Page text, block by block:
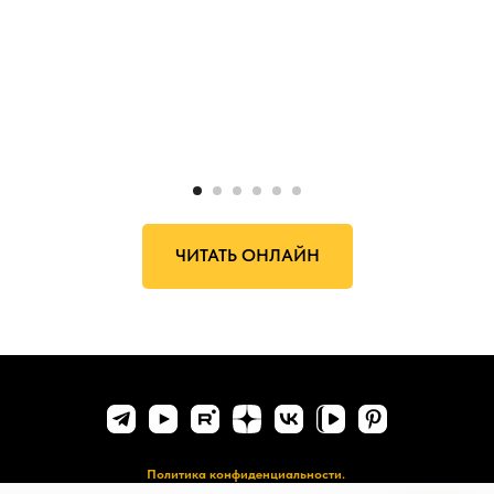
ЧИТАТЬ ОНЛАЙН
Политика конфиденциальности.